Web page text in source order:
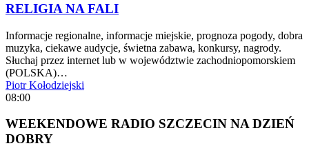
RELIGIA NA FALI
Informacje regionalne, informacje miejskie, prognoza pogody, dobra
muzyka, ciekawe audycje, świetna zabawa, konkursy, nagrody.
Słuchaj przez internet lub w województwie zachodniopomorskiem
(POLSKA)…
Piotr Kołodziejski
08:00
WEEKENDOWE RADIO SZCZECIN NA DZIEŃ
DOBRY